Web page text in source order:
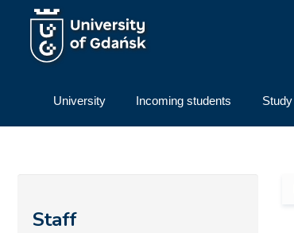
Skip to main content
University Incoming students Study
Staff